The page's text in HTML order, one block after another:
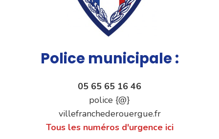
Police municipale :
05 65 65 16 46
police {@}
villefranchederouergue.fr
Tous les numéros d'urgence ici